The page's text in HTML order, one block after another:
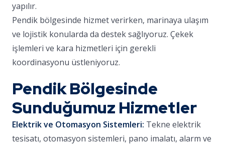
yapılır.
Pendik bölgesinde hizmet verirken, marinaya ulaşım
ve lojistik konularda da destek sağlıyoruz. Çekek
işlemleri ve kara hizmetleri için gerekli
koordinasyonu üstleniyoruz.
Pendik Bölgesinde
Sunduğumuz Hizmetler
Elektrik ve Otomasyon Sistemleri: Tekne elektrik
tesisatı, otomasyon sistemleri, pano imalatı, alarm ve